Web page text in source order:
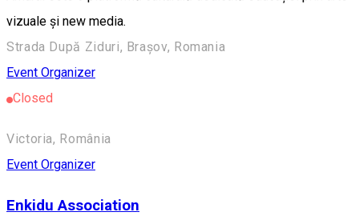
vizuale și new media.
Strada După Ziduri, Brașov, Romania
Event Organizer
Closed
Victoria, România
Event Organizer
Enkidu Association